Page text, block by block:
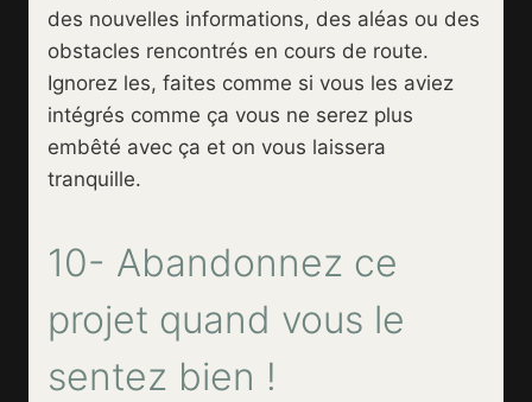
des nouvelles informations, des aléas ou des
obstacles rencontrés en cours de route.
Ignorez les, faites comme si vous les aviez
intégrés comme ça vous ne serez plus
embêté avec ça et on vous laissera
tranquille.
10- Abandonnez ce
projet quand vous le
sentez bien !